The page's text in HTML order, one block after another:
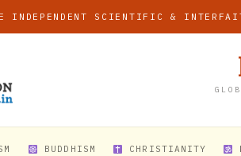
INDEPENDENT SCIENTIFIC &
BUDDHISM CHRISTIANITY